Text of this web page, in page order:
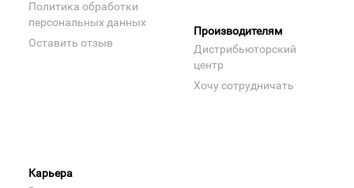
Политика обработки
персональных данных
Оставить отзыв
Производителям
Дистрибьюторский
центр
Хочу сотрудничать
Карьера